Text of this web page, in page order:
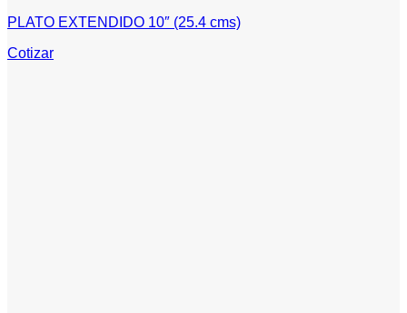
PLATO EXTENDIDO 10″ (25.4 cms)
Cotizar